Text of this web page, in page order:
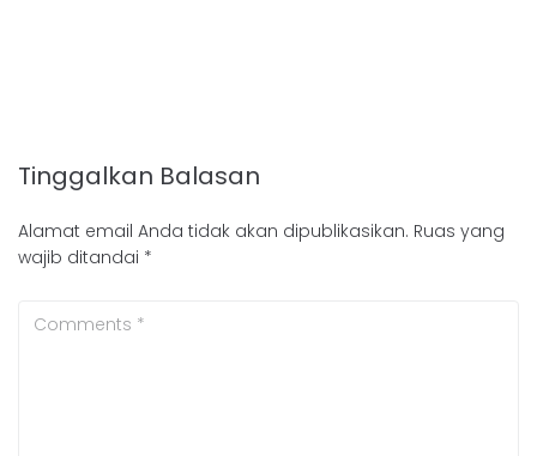
Tinggalkan Balasan
Alamat email Anda tidak akan dipublikasikan. Ruas yang
wajib ditandai *